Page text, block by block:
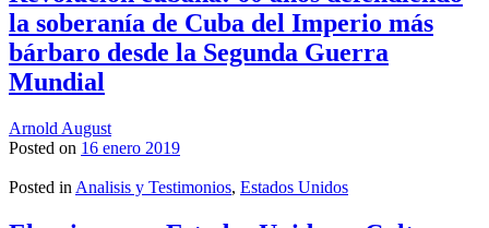
la soberanía de Cuba del Imperio más
bárbaro desde la Segunda Guerra
Mundial
Arnold August
Posted on 16 enero 2019
Posted in Analisis y Testimonios, Estados Unidos